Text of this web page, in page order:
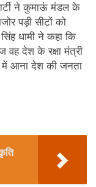
ने कुमाऊं मंडल के
पड़ी सीटों को
धामी ने कहा कि
देश के रक्षा मंत्री
में आना देश की जनता